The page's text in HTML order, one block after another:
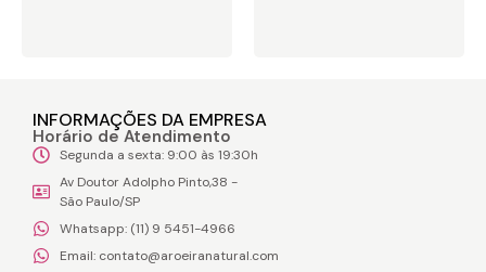
INFORMAÇÕES DA EMPRESA
Horário de Atendimento
Segunda a sexta: 9:00 às 19:30h
Av Doutor Adolpho Pinto,38 -
São Paulo/SP
Whatsapp: (11) 9 5451-4966
Email: contato@aroeiranatural.com